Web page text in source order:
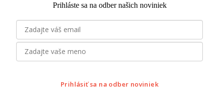
Prihláste sa na odber našich noviniek
Prihlásiť sa na odber noviniek